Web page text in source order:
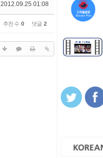
2012.09.25 01:08
추천 수 0 댓글 2